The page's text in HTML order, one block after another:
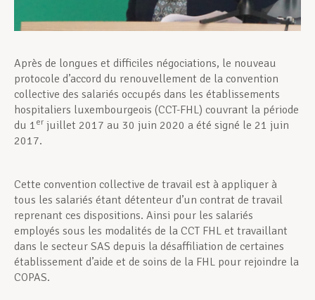
Après de longues et difficiles négociations, le nouveau
protocole d’accord du renouvellement de la convention
collective des salariés occupés dans les établissements
hospitaliers luxembourgeois (CCT-FHL) couvrant la période
du 1 er juillet 2017 au 30 juin 2020 a été signé le 21 juin
2017.
Cette convention collective de travail est à appliquer à
tous les salariés étant détenteur d’un contrat de travail
reprenant ces dispositions. Ainsi pour les salariés
employés sous les modalités de la CCT FHL et travaillant
dans le secteur SAS depuis la désaffiliation de certaines
établissement d’aide et de soins de la FHL pour rejoindre la
COPAS.